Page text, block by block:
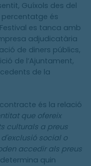
Guíxols des del
percentatge és
es tanca amb
adjudicatària
de diners públics,
de l’Ajuntament,
de la
és la relació
que ofereix
culturals a preus
social o
accedir als preus
quin